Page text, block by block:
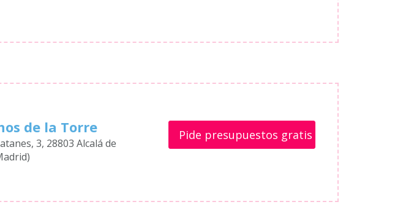
de la Torre
3, 28803 Alcalá de
Pide presupuestos gratis